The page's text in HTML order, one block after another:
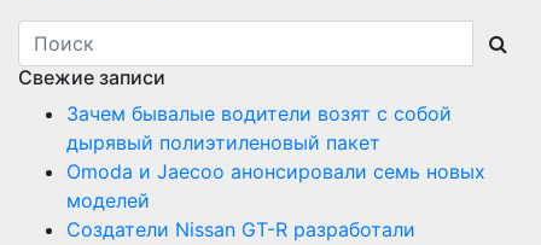
Свежие записи
Зачем бывалые водители возят с собой
дырявый полиэтиленовый пакет
Оmoda и Jaecoo анонсировали семь новых
моделей
Создатели Nissan GT-R разработали